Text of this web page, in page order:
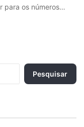
para os números…